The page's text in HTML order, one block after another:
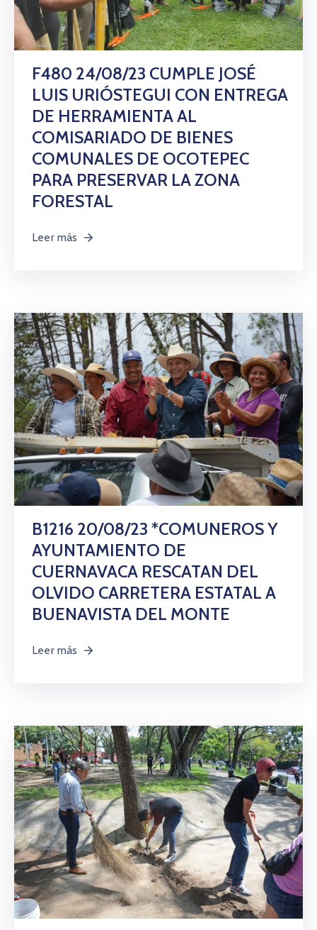
F480 24/08/23 CUMPLE JOSÉ
LUIS URIÓSTEGUI CON ENTREGA
DE HERRAMIENTA AL
COMISARIADO DE BIENES
COMUNALES DE OCOTEPEC
PARA PRESERVAR LA ZONA
FORESTAL
Leer más
B1216 20/08/23 *COMUNEROS Y
AYUNTAMIENTO DE
CUERNAVACA RESCATAN DEL
OLVIDO CARRETERA ESTATAL A
BUENAVISTA DEL MONTE
Leer más